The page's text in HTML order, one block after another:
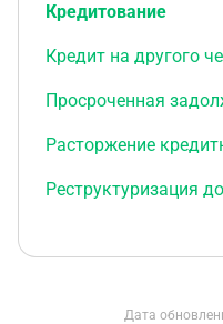
Кредитование
Кредит на другого
Просроченная
Расторжение
Реструктуризация
Дата